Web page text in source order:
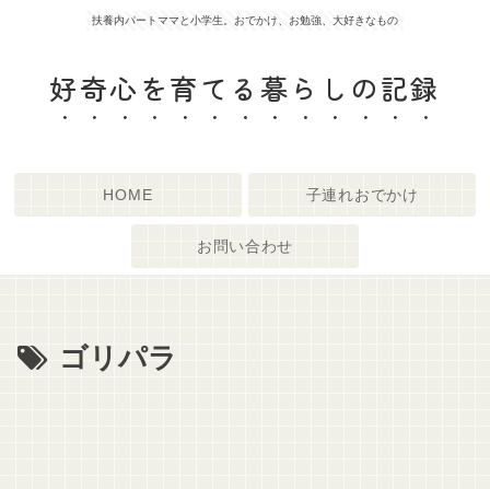
扶養内パートママと小学生。おでかけ、お勉強、大好きなもの
好奇心を育てる暮らしの記録
HOME 子連れおでかけ
お問い合わせ
ゴリパラ